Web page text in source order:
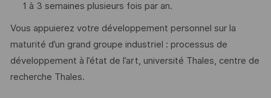
1 à 3 semaines plusieurs fois par an.
Vous appuierez votre développement personnel sur la
maturité d’un grand groupe industriel : processus de
développement à l’état de l’art, université Thales, centre de
recherche Thales.